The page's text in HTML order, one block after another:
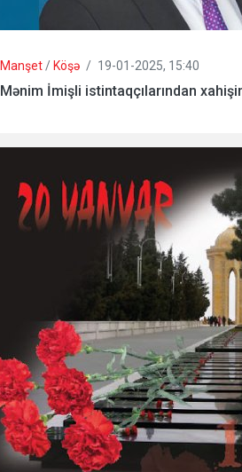
Manşet / Köşə / 19-01-2025, 15:40
Mənim İmişli istintaqçılarından